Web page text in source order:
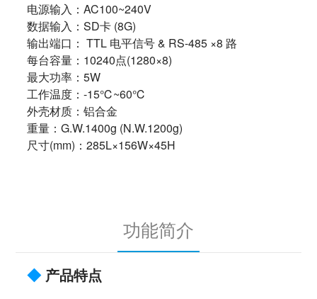
电源输入：AC100~240V
数据输入：SD卡 (8G)
输出端口： TTL 电平信号 & RS-485 ×8 路
每台容量：10240点(1280×8)
最大功率：5W
工作温度：-15℃~60℃
外壳材质：铝合金
重量：G.W.1400g (N.W.1200g)
尺寸(mm)：285L×156W×45H
功能简介
◆产品特点